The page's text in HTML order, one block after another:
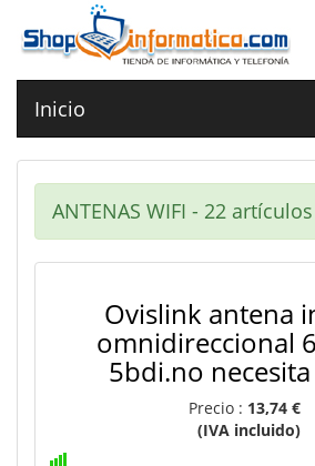
Inicio
ANTENAS WIFI - 22
Ovislink antena
omnidireccional
5bdi.no
Precio : 13,74 €
(IVA incluido)